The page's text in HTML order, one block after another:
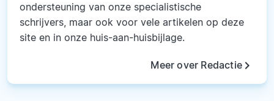
ondersteuning van onze specialistische
schrijvers, maar ook voor vele artikelen op deze
site en in onze huis-aan-huisbijlage.
Meer over Redactiekeyboard_arrow_right